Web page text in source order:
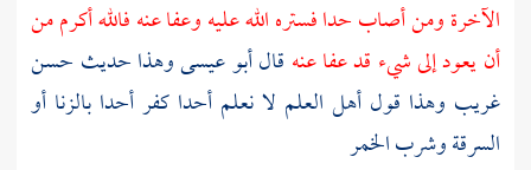
الآخرة ومن أصاب حدا فستره الله عليه وعفا عنه فالله أكرم من
أن يعود إلى شيء قد عفا عنه قال أبو عيسى وهذا حديث حسن
غريب وهذا قول أهل العلم لا نعلم أحدا كفر أحدا بالزنا أو
السرقة وشرب الخمر